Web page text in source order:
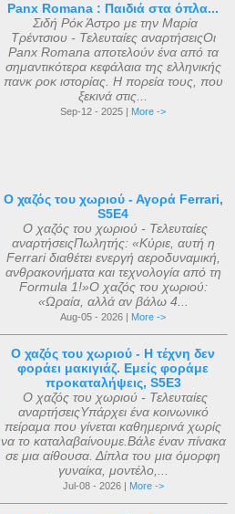
Panx Romana : Παιδιά στα όπλα...
Σιδή Ρόκ Άστρο με την Μαρία
Τρέντσιου - Τελευταίες αναρτήσειςΟι
Panx Romana αποτελούν ένα από τα
σημαντικότερα κεφάλαια της ελληνικής
πανκ ροκ ιστορίας. Η πορεία τους, που
ξεκινά στις...
Sep-12 - 2025 | More ->
Ο χαζός του χωριού - Αγορά Ferrari,
S5E4
Ο χαζός του χωριού - Τελευταίες
αναρτήσειςΠωλητής: «Κύριε, αυτή η
Ferrari διαθέτει ενεργή αεροδυναμική,
ανθρακονήματα και τεχνολογία από τη
Formula 1!»Ο χαζός του χωριού:
«Ωραία, αλλά αν βάλω 4...
Aug-05 - 2026 | More ->
Ο χαζός του χωριού - Η τέχνη δεν
φοράει μακιγιάζ. Εμείς φοράμε
προκαταλήψεις, S5E3
Ο χαζός του χωριού - Τελευταίες
αναρτήσειςΥπάρχει ένα κοινωνικό
πείραμα που γίνεται καθημερινά χωρίς
να το καταλαβαίνουμε.Βάλε έναν πίνακα
σε μια αίθουσα. Δίπλα του μια όμορφη
γυναίκα, μοντέλο,...
Jul-08 - 2026 | More ->